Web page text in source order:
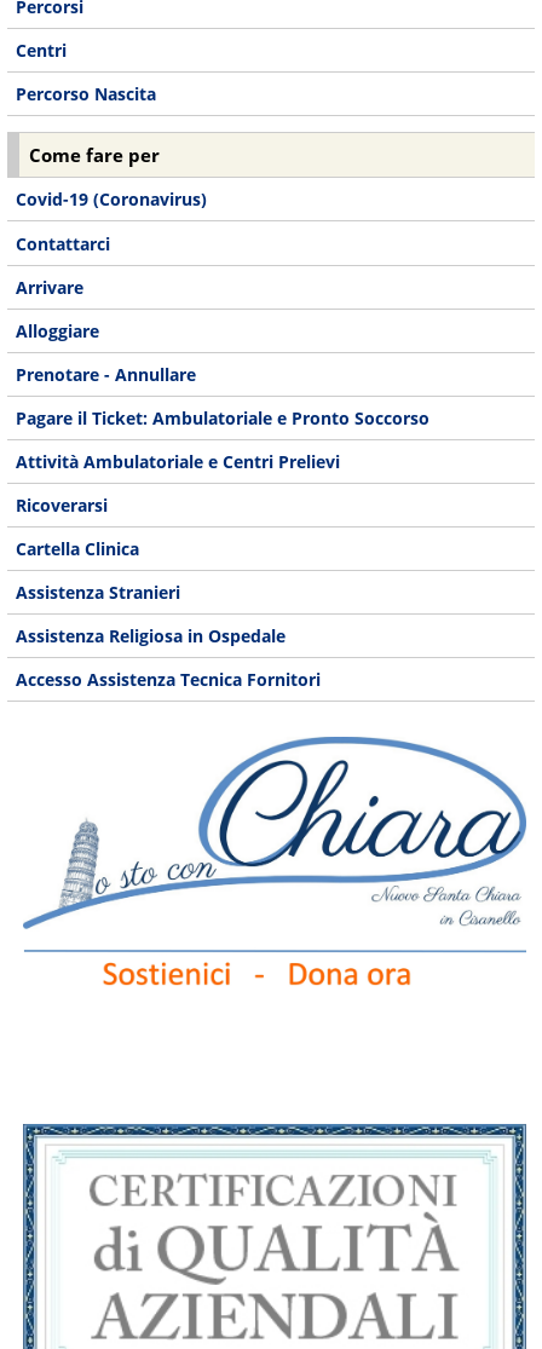
Percorsi
Centri
Percorso Nascita
Come fare per
Covid-19 (Coronavirus)
Contattarci
Arrivare
Alloggiare
Prenotare - Annullare
Pagare il Ticket: Ambulatoriale e Pronto Soccorso
Attività Ambulatoriale e Centri Prelievi
Ricoverarsi
Cartella Clinica
Assistenza Stranieri
Assistenza Religiosa in Ospedale
Accesso Assistenza Tecnica Fornitori